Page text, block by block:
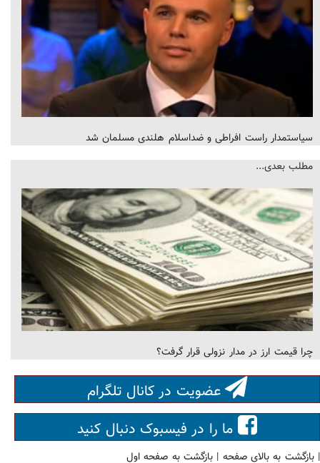
سیاستمدار راست افراطی و ضداسلام هلندی مسلمان شد
مطلب بعدی...
چرا قیمت ارز در مدار نزولی قرار گرفت؟
عضویت در کانال تلگرام
ما را در فیسبوک دنبال کنید
|بازگشت به بالای صفحه |بازگشت به صفحه اول